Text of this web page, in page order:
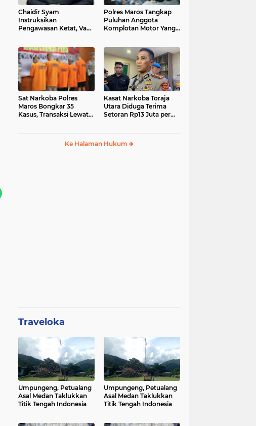
Chaidir Syam
Instruksikan
Pengawasan Ketat, Vape
Polres Maros Tangkap
Puluhan Anggota
Komplotan Motor Yang
Sat Narkoba Polres
Maros Bongkar 35
Kasus, Transaksi Lewat
Kasat Narkoba Toraja
Utara Diduga Terima
Setoran Rp13 Juta per
Ke Halaman Hukum
Traveloka
Umpungeng, Petualang
Asal Medan Taklukkan
Titik Tengah Indonesia
Umpungeng, Petualang
Asal Medan Taklukkan
Titik Tengah Indonesia